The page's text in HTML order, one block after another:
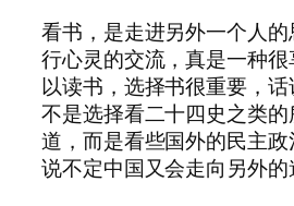
看书，是走进另外一个人
行心灵的交流，真是一种
以读书，选择书很重要，
不是选择看二十四史之类
道，而是看些国外的民主政
说不定中国又会走向另外的